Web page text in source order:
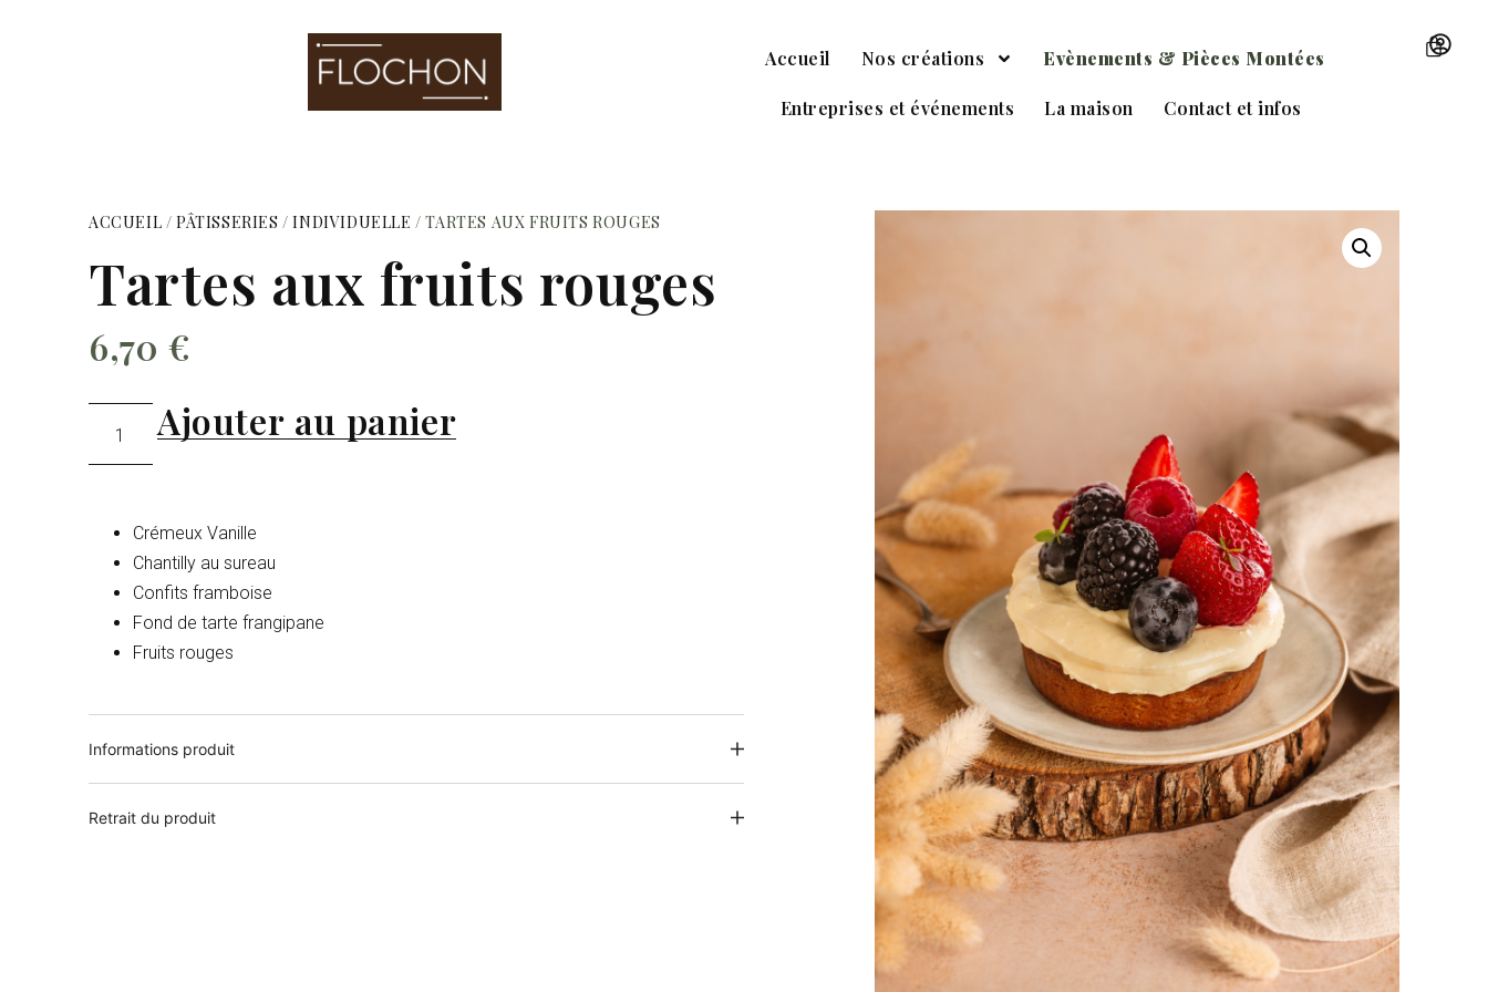
Accueil Nos créations Evènements & Pièces Montées
Entreprises et événements La maison Contact et infos
ACCUEIL /PÂTISSERIES /INDIVIDUELLE / TARTES AUX FRUITS ROUGES
Tartes aux fruits rouges
6,70 €
Ajouter au panier
Crémeux Vanille
Chantilly au sureau
Confits framboise
Fond de tarte frangipane
Fruits rouges
Informations produit
Retrait du produit